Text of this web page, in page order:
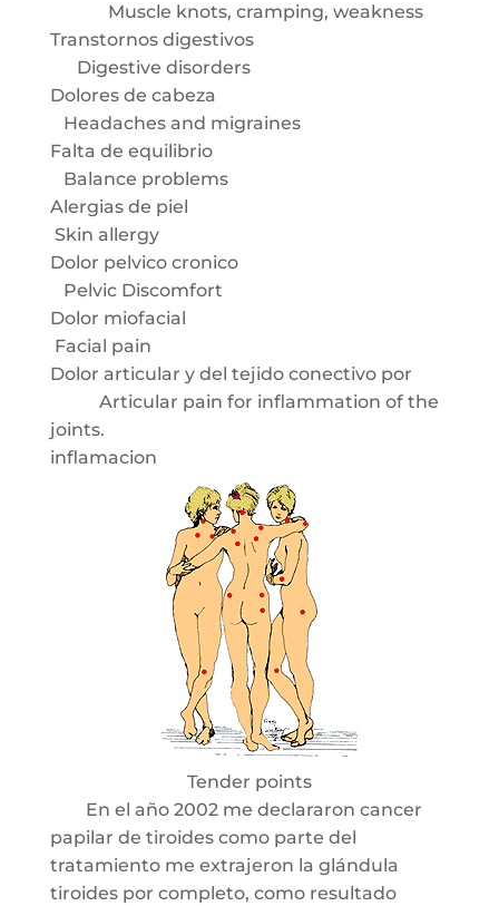
Muscle knots, cramping, weakness
Transtornos digestivos
Digestive disorders
Dolores de cabeza
Headaches and migraines
Falta de equilibrio
Balance problems
Alergias de piel
Skin allergy
Dolor pelvico cronico
Pelvic Discomfort
Dolor miofacial
Facial pain
Dolor articular y del tejido conectivo por
Articular pain for inflammation of the
joints.
inflamacion
Tender points
En el año 2002 me declararon cancer
papilar de tiroides como parte del
tratamiento me extrajeron la glándula
tiroides por completo, como resultado